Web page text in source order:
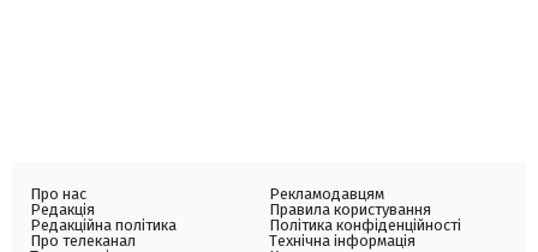
Про нас
Редакція
Редакційна політика
Про телеканал
Рекламодавцям
Правила користування
Політика конфіденційності
Технічна інформація